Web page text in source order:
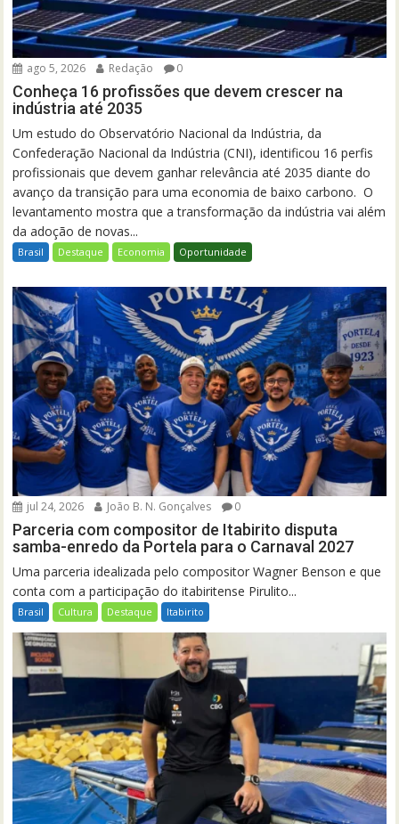
ago 5, 2026 Redação 0
Conheça 16 profissões que devem crescer na
indústria até 2035
Um estudo do Observatório Nacional da Indústria, da
Confederação Nacional da Indústria (CNI), identificou 16 perfis
profissionais que devem ganhar relevância até 2035 diante do
avanço da transição para uma economia de baixo carbono. O
levantamento mostra que a transformação da indústria vai além
da adoção de novas...
Brasil Destaque Economia Oportunidade
jul 24, 2026 João B. N. Gonçalves 0
Parceria com compositor de Itabirito disputa
samba-enredo da Portela para o Carnaval 2027
Uma parceria idealizada pelo compositor Wagner Benson e que
conta com a participação do itabiritense Pirulito...
Brasil Cultura Destaque Itabirito